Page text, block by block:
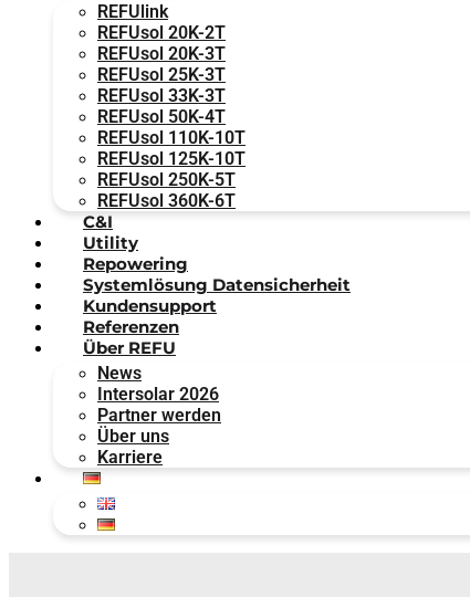
REFUlink
REFUsol 20K-2T
REFUsol 20K-3T
REFUsol 25K-3T
REFUsol 33K-3T
REFUsol 50K-4T
REFUsol 110K-10T
REFUsol 125K-10T
REFUsol 250K-5T
REFUsol 360K-6T
C&I
Utility
Repowering
Systemlösung Datensicherheit
Kundensupport
Referenzen
Über REFU
News
Intersolar 2026
Partner werden
Über uns
Karriere